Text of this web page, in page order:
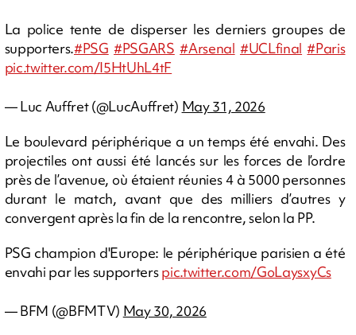
La police tente de disperser les derniers groupes de
supporters.#PSG #PSGARS #Arsenal #UCLfinal #Paris
pic.twitter.com/I5HtUhL4tF
— Luc Auffret (@LucAuffret) May 31, 2026
Le boulevard périphérique a un temps été envahi. Des
projectiles ont aussi été lancés sur les forces de l’ordre
près de l’avenue, où étaient réunies 4 à 5000 personnes
durant le match, avant que des milliers d’autres y
convergent après la fin de la rencontre, selon la PP.
PSG champion d'Europe: le périphérique parisien a été
envahi par les supporterspic.twitter.com/GoLaysxyCs
— BFM (@BFMTV) May 30, 2026